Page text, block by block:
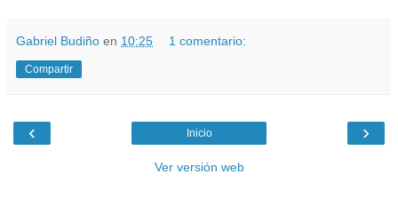
Gabriel Budiño en 10:25 1 comentario:
Compartir
‹ ›
Inicio
Ver versión web